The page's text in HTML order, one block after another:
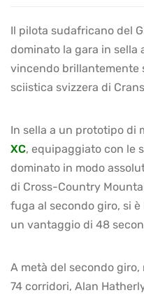
Il pilota sudafricano del
dominato la gara in sella
vincendo brillantemente
sciistica svizzera di
In sella a un prototipo di
XC, equipaggiato con le
dominato in modo
di Cross-Country
fuga al secondo giro, si
un vantaggio di 48
A metà del secondo
74 corridori, Alan